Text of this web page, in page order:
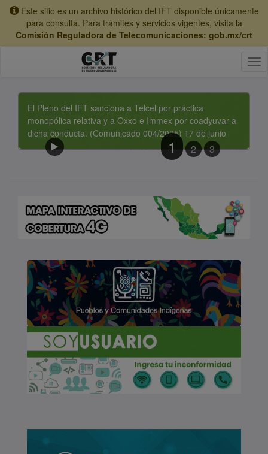
Este sitio es un archivo histórico del IFT disponible únicamente
para consulta. Para trámites y servicios vigentes, visita la
Comisión Reguladora de Telecomunicaciones: gob.mx/crt
Enlace
Interno:
El Pleno del IFT sanciona a Telcel por práctica
monopólica relativa y a Oxxo e Immex por coadyuvar a
dicha conducta. (Comunicado 004/2025) 17 de junio
1 2 3